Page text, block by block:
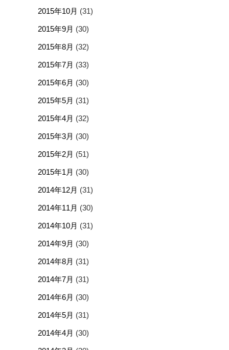
2015年10月 (31)
2015年9月 (30)
2015年8月 (32)
2015年7月 (33)
2015年6月 (30)
2015年5月 (31)
2015年4月 (32)
2015年3月 (30)
2015年2月 (51)
2015年1月 (30)
2014年12月 (31)
2014年11月 (30)
2014年10月 (31)
2014年9月 (30)
2014年8月 (31)
2014年7月 (31)
2014年6月 (30)
2014年5月 (31)
2014年4月 (30)